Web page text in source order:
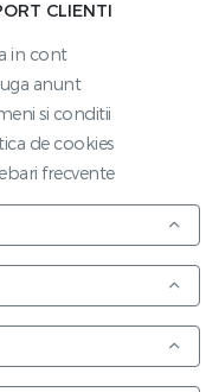
CLIENTI
in cont
anunt
si conditii
de cookies
frecvente